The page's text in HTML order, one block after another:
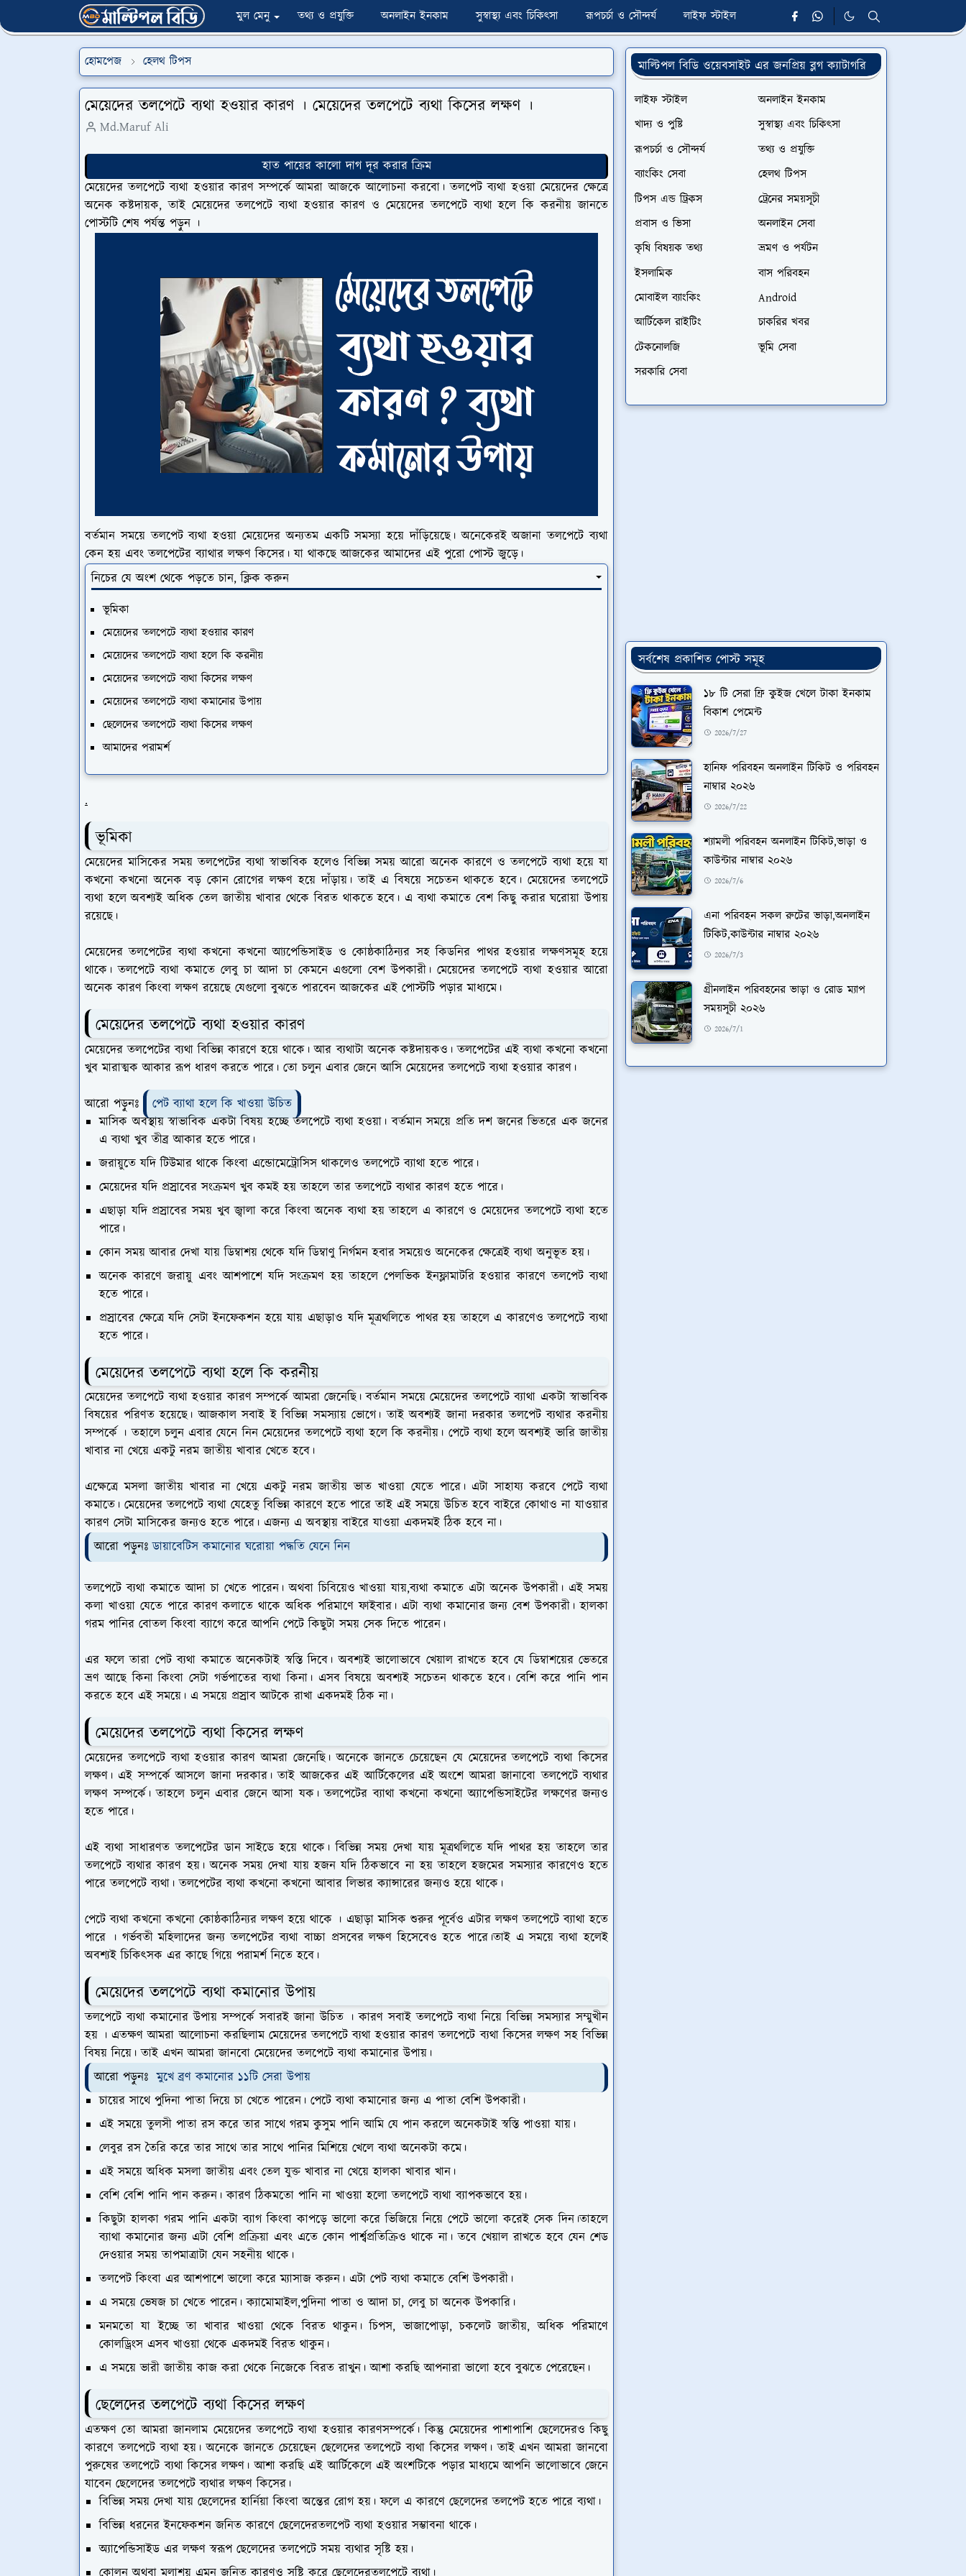
মুল মেনু তথ্য ও প্রযুক্তি অনলাইন ইনকাম সুস্বাস্থ্য এবং চিকিৎসা রূপচর্চা ও সৌন্দর্য লাইফ স্টাইল
হোমপেজ হেলথ টিপস
মেয়েদের তলপেটে ব্যথা হওয়ার কারণ । মেয়েদের তলপেটে ব্যথা কিসের লক্ষণ ।
Md.Maruf Ali
হাত পায়ের কালো দাগ দূর করার ক্রিম
মেয়েদের তলপেটে ব্যথা হওয়ার কারণ সম্পর্কে আমরা আজকে আলোচনা করবো। তলপেট ব্যথা হওয়া মেয়েদের ক্ষেত্রে
অনেক কষ্টদায়ক, তাই মেয়েদের তলপেটে ব্যথা হওয়ার কারণ ও মেয়েদের তলপেটে ব্যথা হলে কি করনীয় জানতে
পোস্টটি শেষ পর্যন্ত পড়ুন ।
বর্তমান সময়ে তলপেট ব্যথা হওয়া মেয়েদের অন্যতম একটি সমস্যা হয়ে দাঁড়িয়েছে। অনেকেরই অজানা তলপেটে ব্যথা
কেন হয় এবং তলপেটের ব্যাথার লক্ষণ কিসের। যা থাকছে আজকের আমাদের এই পুরো পোস্ট জুড়ে।
নিচের যে অংশ থেকে পড়তে চান, ক্লিক করুন
ভূমিকা
মেয়েদের তলপেটে ব্যথা হওয়ার কারণ
মেয়েদের তলপেটে ব্যথা হলে কি করনীয়
মেয়েদের তলপেটে ব্যথা কিসের লক্ষণ
মেয়েদের তলপেটে ব্যথা কমানোর উপায়
ছেলেদের তলপেটে ব্যথা কিসের লক্ষণ
আমাদের পরামর্শ
.
ভূমিকা
মেয়েদের মাসিকের সময় তলপেটের ব্যথা স্বাভাবিক হলেও বিভিন্ন সময় আরো অনেক কারণে ও তলপেটে ব্যথা হয়ে যা
কখনো কখনো অনেক বড় কোন রোগের লক্ষণ হয়ে দাঁড়ায়। তাই এ বিষয়ে সচেতন থাকতে হবে। মেয়েদের তলপেটে
ব্যথা হলে অবশ্যই অধিক তেল জাতীয় খাবার থেকে বিরত থাকতে হবে। এ ব্যথা কমাতে বেশ কিছু করার ঘরোয়া উপায়
রয়েছে।
মেয়েদের তলপেটের ব্যথা কখনো কখনো আ্যপেন্ডিসাইড ও কোষ্ঠকাঠিন্যর সহ কিডনির পাথর হওয়ার লক্ষণসমূহ হয়ে
থাকে। তলপেটে ব্যথা কমাতে লেবু চা আদা চা কেমনে এগুলো বেশ উপকারী। মেয়েদের তলপেটে ব্যথা হওয়ার আরো
অনেক কারণ কিংবা লক্ষণ রয়েছে যেগুলো বুঝতে পারবেন আজকের এই পোস্টটি পড়ার মাধ্যমে।
মেয়েদের তলপেটে ব্যথা হওয়ার কারণ
মেয়েদের তলপেটের ব্যথা বিভিন্ন কারণে হয়ে থাকে। আর ব্যথাটা অনেক কষ্টদায়কও। তলপেটের এই ব্যথা কখনো কখনো
খুব মারাত্মক আকার রূপ ধারণ করতে পারে। তো চলুন এবার জেনে আসি মেয়েদের তলপেটে ব্যথা হওয়ার কারণ।
আরো পড়ুনঃ
পেট ব্যাথা হলে কি খাওয়া উচিত
মাসিক অবস্থায় স্বাভাবিক একটা বিষয় হচ্ছে তলপেটে ব্যথা হওয়া। বর্তমান সময়ে প্রতি দশ জনের ভিতরে এক জনের
এ ব্যথা খুব তীব্র আকার হতে পারে।
জরায়ুতে যদি টিউমার থাকে কিংবা এন্ডোমেট্রোসিস থাকলেও তলপেটে ব্যাথা হতে পারে।
মেয়েদের যদি প্রস্রাবের সংক্রমণ খুব কমই হয় তাহলে তার তলপেটে ব্যথার কারণ হতে পারে।
এছাড়া যদি প্রস্রাবের সময় খুব জ্বালা করে কিংবা অনেক ব্যথা হয় তাহলে এ কারণে ও মেয়েদের তলপেটে ব্যথা হতে
পারে।
কোন সময় আবার দেখা যায় ডিম্বাশয় থেকে যদি ডিম্বাণু নির্গমন হবার সময়েও অনেকের ক্ষেত্রেই ব্যথা অনুভূত হয়।
অনেক কারণে জরায়ু এবং আশপাশে যদি সংক্রমণ হয় তাহলে পেলভিক ইনফ্লামাটরি হওয়ার কারণে তলপেট ব্যথা
হতে পারে।
প্রস্রাবের ক্ষেত্রে যদি সেটা ইনফেকশন হয়ে যায় এছাড়াও যদি মূত্রথলিতে পাথর হয় তাহলে এ কারণেও তলপেটে ব্যথা
হতে পারে।
মেয়েদের তলপেটে ব্যথা হলে কি করনীয়
মেয়েদের তলপেটে ব্যথা হওয়ার কারণ সম্পর্কে আমরা জেনেছি। বর্তমান সময়ে মেয়েদের তলপেটে ব্যাথা একটা স্বাভাবিক
বিষয়ের পরিণত হয়েছে। আজকাল সবাই ই বিভিন্ন সমস্যায় ভোগে। তাই অবশ্যই জানা দরকার তলপেট ব্যথার করনীয়
সম্পর্কে । তহালে চলুন এবার যেনে নিন মেয়েদের তলপেটে ব্যথা হলে কি করনীয়। পেটে ব্যথা হলে অবশ্যই ভারি জাতীয়
খাবার না খেয়ে একটু নরম জাতীয় খাবার খেতে হবে।
এক্ষেত্রে মসলা জাতীয় খাবার না খেয়ে একটু নরম জাতীয় ভাত খাওয়া যেতে পারে। এটা সাহায্য করবে পেটে ব্যথা
কমাতে। মেয়েদের তলপেটে ব্যথা যেহেতু বিভিন্ন কারণে হতে পারে তাই এই সময়ে উচিত হবে বাইরে কোথাও না যাওয়ার
কারণ সেটা মাসিকের জন্যও হতে পারে। এজন্য এ অবস্থায় বাইরে যাওয়া একদমই ঠিক হবে না।
আরো পড়ুনঃডায়াবেটিস কমানোর ঘরোয়া পদ্ধতি যেনে নিন
তলপেটে ব্যথা কমাতে আদা চা খেতে পারেন। অথবা চিবিয়েও খাওয়া যায়,ব্যথা কমাতে এটা অনেক উপকারী। এই সময়
কলা খাওয়া যেতে পারে কারণ কলাতে থাকে অধিক পরিমাণে ফাইবার। এটা ব্যথা কমানোর জন্য বেশ উপকারী। হালকা
গরম পানির বোতল কিংবা ব্যাগে করে আপনি পেটে কিছুটা সময় সেক দিতে পারেন।
এর ফলে তারা পেট ব্যথা কমাতে অনেকটাই স্বস্তি দিবে। অবশ্যই ভালোভাবে খেয়াল রাখতে হবে যে ডিম্বাশয়ের ভেতরে
ভ্রণ আছে কিনা কিংবা সেটা গর্ভপাতের ব্যথা কিনা। এসব বিষয়ে অবশ্যই সচেতন থাকতে হবে। বেশি করে পানি পান
করতে হবে এই সময়ে। এ সময়ে প্রস্রাব আটকে রাখা একদমই ঠিক না।
মেয়েদের তলপেটে ব্যথা কিসের লক্ষণ
মেয়েদের তলপেটে ব্যথা হওয়ার কারণ আমরা জেনেছি। অনেকে জানতে চেয়েছেন যে মেয়েদের তলপেটে ব্যথা কিসের
লক্ষণ। এই সম্পর্কে আসলে জানা দরকার। তাই আজকের এই আর্টিকেলের এই অংশে আমরা জানাবো তলপেটে ব্যথার
লক্ষণ সম্পর্কে। তাহলে চলুন এবার জেনে আসা যক। তলপেটের ব্যাথা কখনো কখনো অ্যাপেন্ডিসাইটের লক্ষণের জন্যও
হতে পারে।
এই ব্যথা সাধারণত তলপেটের ডান সাইডে হয়ে থাকে। বিভিন্ন সময় দেখা যায় মূত্রথলিতে যদি পাথর হয় তাহলে তার
তলপেটে ব্যথার কারণ হয়। অনেক সময় দেখা যায় হজন যদি ঠিকভাবে না হয় তাহলে হজমের সমস্যার কারণেও হতে
পারে তলপেটে ব্যথা। তলপেটের ব্যথা কখনো কখনো আবার লিভার ক্যান্সারের জন্যও হয়ে থাকে।
পেটে ব্যথা কখনো কখনো কোষ্ঠকাঠিন্যর লক্ষণ হয়ে থাকে । এছাড়া মাসিক শুরুর পূর্বেও এটার লক্ষণ তলপেটে ব্যাথা হতে
পারে । গর্ভবতী মহিলাদের জন্য তলপেটের ব্যথা বাচ্চা প্রসবের লক্ষণ হিসেবেও হতে পারে।তাই এ সময়ে ব্যথা হলেই
অবশ্যই চিকিৎসক এর কাছে গিয়ে পরামর্শ নিতে হবে।
মেয়েদের তলপেটে ব্যথা কমানোর উপায়
তলপেটে ব্যথা কমানোর উপায় সম্পর্কে সবারই জানা উচিত । কারণ সবাই তলপেটে ব্যথা নিয়ে বিভিন্ন সমস্যার সম্মুখীন
হয় । এতক্ষণ আমরা আলোচনা করছিলাম মেয়েদের তলপেটে ব্যথা হওয়ার কারণ তলপেটে ব্যথা কিসের লক্ষণ সহ বিভিন্ন
বিষয় নিয়ে। তাই এখন আমরা জানবো মেয়েদের তলপেটে ব্যথা কমানোর উপায়।
আরো পড়ুনঃমুখে ব্রণ কমানোর ১১টি সেরা উপায়
চায়ের সাথে পুদিনা পাতা দিয়ে চা খেতে পারেন। পেটে ব্যথা কমানোর জন্য এ পাতা বেশি উপকারী।
এই সময়ে তুলসী পাতা রস করে তার সাথে গরম কুসুম পানি আমি যে পান করলে অনেকটাই স্বস্তি পাওয়া যায়।
লেবুর রস তৈরি করে তার সাথে তার সাথে পানির মিশিয়ে খেলে ব্যথা অনেকটা কমে।
এই সময়ে অধিক মসলা জাতীয় এবং তেল যুক্ত খাবার না খেয়ে হালকা খাবার খান।
বেশি বেশি পানি পান করুন। কারণ ঠিকমতো পানি না খাওয়া হলো তলপেটে ব্যথা ব্যাপকভাবে হয়।
কিছুটা হালকা গরম পানি একটা ব্যাগ কিংবা কাপড়ে ভালো করে ভিজিয়ে নিয়ে পেটে ভালো করেই সেক দিন।তাহলে
ব্যাথা কমানোর জন্য এটা বেশি প্রক্রিয়া এবং এতে কোন পার্শ্বপ্রতিক্রিও থাকে না। তবে খেয়াল রাখতে হবে যেন শেড
দেওয়ার সময় তাপমাত্রাটা যেন সহনীয় থাকে।
তলপেট কিংবা এর আশপাশে ভালো করে ম্যাসাজ করুন। এটা পেট ব্যথা কমাতে বেশি উপকারী।
এ সময়ে ভেষজ চা খেতে পারেন। ক্যামোমাইল,পুদিনা পাতা ও আদা চা, লেবু চা অনেক উপকারি।
মনমতো যা ইচ্ছে তা খাবার খাওয়া থেকে বিরত থাকুন। চিপস, ভাজাপোড়া, চকলেট জাতীয়, অধিক পরিমাণে
কোলড্রিংস এসব খাওয়া থেকে একদমই বিরত থাকুন।
এ সময়ে ভারী জাতীয় কাজ করা থেকে নিজেকে বিরত রাখুন। আশা করছি আপনারা ভালো হবে বুঝতে পেরেছেন।
ছেলেদের তলপেটে ব্যথা কিসের লক্ষণ
এতক্ষণ তো আমরা জানলাম মেয়েদের তলপেটে ব্যথা হওয়ার কারণসম্পর্কে। কিন্তু মেয়েদের পাশাপাশি ছেলেদেরও কিছু
কারণে তলপেটে ব্যথা হয়। অনেকে জানতে চেয়েছেন ছেলেদের তলপেটে ব্যথা কিসের লক্ষণ। তাই এখন আমরা জানবো
পুরুষের তলপেটে ব্যথা কিসের লক্ষণ। আশা করছি এই আর্টিকেলে এই অংশটিকে পড়ার মাধ্যমে আপনি ভালোভাবে জেনে
যাবেন ছেলেদের তলপেটে ব্যথার লক্ষণ কিসের।
বিভিন্ন সময় দেখা যায় ছেলেদের হার্নিয়া কিংবা অন্তের রোগ হয়। ফলে এ কারণে ছেলেদের তলপেট হতে পারে ব্যথা।
বিভিন্ন ধরনের ইনফেকশন জনিত কারণে ছেলেদেরতলপেট ব্যথা হওয়ার সম্ভাবনা থাকে।
অ্যাপেন্ডিসাইড এর লক্ষণ স্বরূপ ছেলেদের তলপেটে সময় ব্যথার সৃষ্টি হয়।
মাল্টিপল বিডি ওয়েবসাইট এর জনপ্রিয় ব্লগ ক্যাটাগরি
লাইফ স্টাইল
অনলাইন ইনকাম
খাদ্য ও পুষ্টি
সুস্বাস্থ্য এবং চিকিৎসা
রূপচর্চা ও সৌন্দর্য
তথ্য ও প্রযুক্তি
ব্যাংকিং সেবা
হেলথ টিপস
টিপস এন্ড ট্রিকস
ট্রেনের সময়সূচী
প্রবাস ও ভিসা
অনলাইন সেবা
কৃষি বিষয়ক তথ্য
ভ্রমণ ও পর্যটন
ইসলামিক
বাস পরিবহন
মোবাইল ব্যাংকিং
Android
আর্টিকেল রাইটিং
চাকরির খবর
টেকনোলজি
ভূমি সেবা
সরকারি সেবা
সর্বশেষ প্রকাশিত পোস্ট সমূহ
১৮ টি সেরা ফ্রি কুইজ খেলে টাকা ইনকাম
বিকাশ পেমেন্ট
2026/7/27
হানিফ পরিবহন অনলাইন টিকিট ও পরিবহন
নাম্বার ২০২৬
2026/7/22
শ্যামলী পরিবহন অনলাইন টিকিট,ভাড়া ও
কাউন্টার নাম্বার ২০২৬
2026/7/6
এনা পরিবহন সকল রুটের ভাড়া,অনলাইন
টিকিট,কাউন্টার নাম্বার ২০২৬
2026/7/3
গ্রীনলাইন পরিবহনের ভাড়া ও রোড ম্যাপ
সময়সূচী ২০২৬
2026/7/1